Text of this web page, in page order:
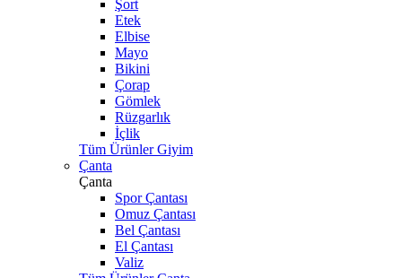
Şort
Etek
Elbise
Mayo
Bikini
Çorap
Gömlek
Rüzgarlık
İçlik
Tüm Ürünler Giyim
Çanta
Çanta
Spor Çantası
Omuz Çantası
Bel Çantası
El Çantası
Valiz